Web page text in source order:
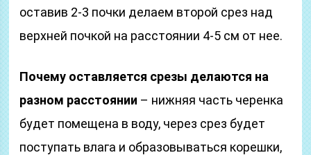
оставив 2-3 почки делаем второй срез над
верхней почкой на расстоянии 4-5 см от нее.
Почему оставляется срезы делаются на
разном расстоянии – нижняя часть черенка
будет помещена в воду, через срез будет
поступать влага и образовываться корешки,